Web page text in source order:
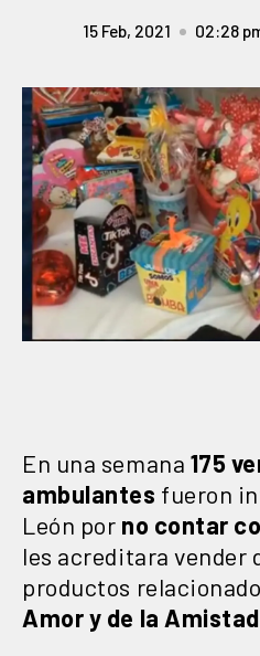
15 Feb, 2021 02:28
En una semana 175
ambulantes fueron
León por no contar
les acreditara vender
productos
Amor y de la